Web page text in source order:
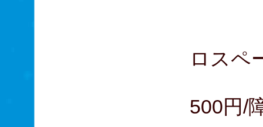
ロスペ
500円/